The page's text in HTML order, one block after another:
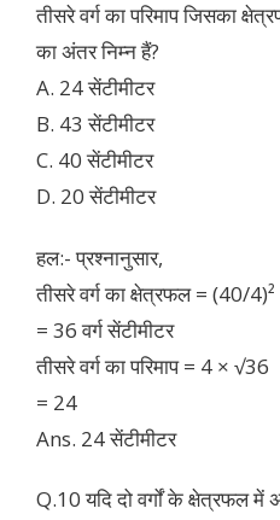
तीसरे वर्ग का परिमाप जिसका
का अंतर निम्न हैं?
A. 24 सेंटीमीटर
B. 43 सेंटीमीटर
C. 40 सेंटीमीटर
D. 20 सेंटीमीटर
हल:- प्रश्नानुसार,
तीसरे वर्ग का क्षेत्रफल = (40/
= 36 वर्ग सेंटीमीटर
तीसरे वर्ग का परिमाप = 4 × √36
= 24
Ans. 24 सेंटीमीटर
Q.10 यदि दो वर्गों के क्षेत्रफल